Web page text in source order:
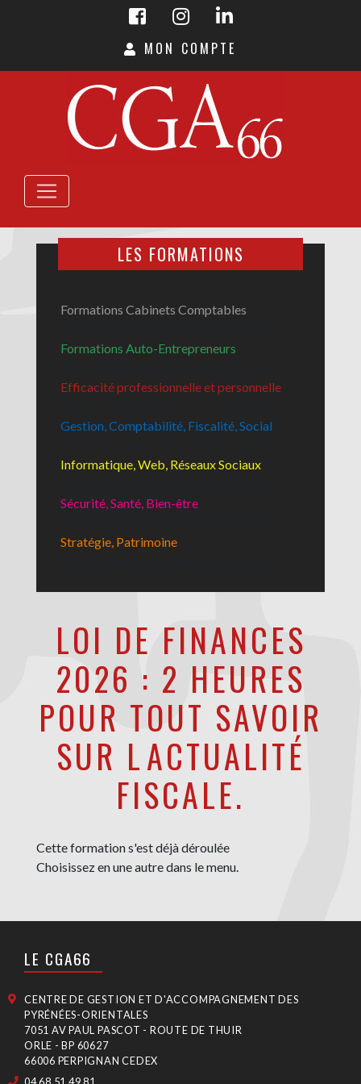
MON COMPTE
LES FORMATIONS
Formations Cabinets Comptables
Formations Auto-Entrepreneurs
Efficacité professionnelle et personnelle
Gestion, Comptabilité, Fiscalité, Social
Informatique, Web, Réseaux Sociaux
Sécurité, Santé, Bien-être
Stratégie, Patrimoine
LOI DE FINANCES
2026 : 2 HEURES
POUR TOUT SAVOIR
SUR LACTUALITÉ
FISCALE.
Cette formation s'est déjà déroulée
Choisissez en une autre dans le menu.
LE CGA66
CENTRE DE GESTION ET D'ACCOMPAGNEMENT DES
PYRÉNÉES-ORIENTALES
7051 AV PAUL PASCOT - ROUTE DE THUIR
ORLE - BP 60627
66006 PERPIGNAN CEDEX